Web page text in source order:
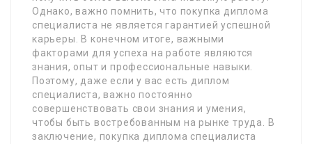
Однако, важно помнить, что покупка диплома
специалиста не является гарантией успешной
карьеры. В конечном итоге, важными
факторами для успеха на работе являются
знания, опыт и профессиональные навыки.
Поэтому, даже если у вас есть диплом
специалиста, важно постоянно
совершенствовать свои знания и умения,
чтобы быть востребованным на рынке труда. В
заключение, покупка диплома специалиста